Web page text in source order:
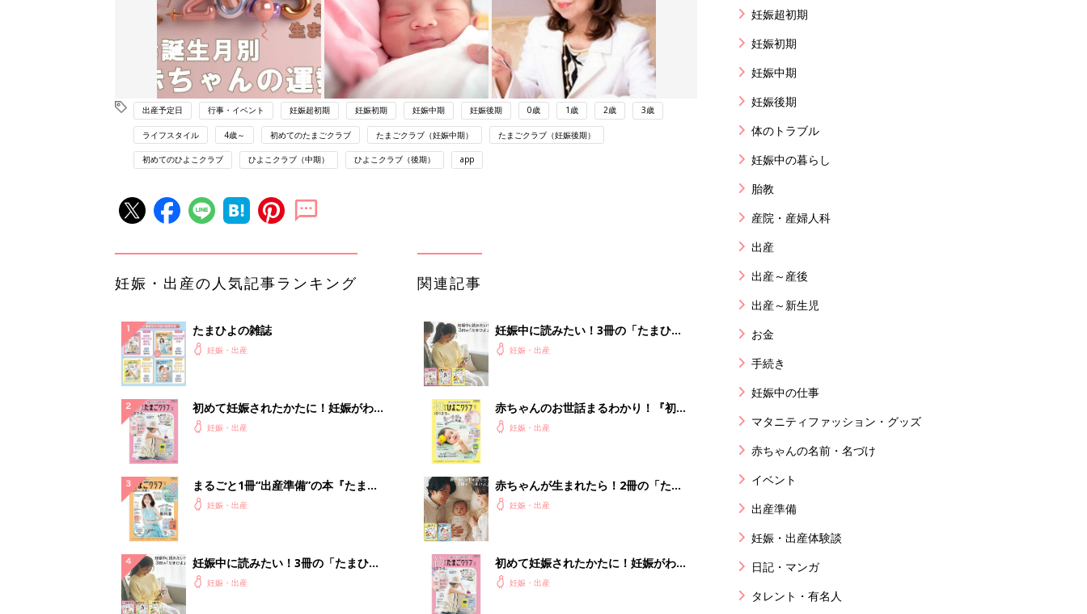
出産予定日 行事・イベント 妊娠超初期 妊娠初期 妊娠中期 妊娠後期 0歳 1歳 2歳 3歳
ライフスタイル 4歳～ 初めてのたまごクラブ たまごクラブ（妊娠中期） たまごクラブ（妊娠後期）
初めてのひよこクラブ ひよこクラブ（中期） ひよこクラブ（後期） app
妊娠・出産の人気記事ランキング
たまひよの雑誌
妊娠・出産
初めて妊娠されたかたに！妊娠がわか
ったら最初に読む本『初めてのたまご
妊娠・出産
まるごと1冊“出産準備”の本『たまご
クラブ 夏号』〈スペシャル大特集〉
妊娠・出産
妊娠中に読みたい！3冊の「たまひ
よ」妊娠・出産
関連記事
妊娠中に読みたい！3冊の「たまひ
よ」妊娠・出産
赤ちゃんのお世話まるわかり！『初め
てのひよこクラブ 夏号』〈巻頭大特
妊娠・出産
赤ちゃんが生まれたら！2冊の「たま
ひよ」
妊娠・出産
初めて妊娠されたかたに！妊娠がわか
ったら最初に読む本『初めてのたまご
妊娠・出産
妊娠超初期
妊娠初期
妊娠中期
妊娠後期
体のトラブル
妊娠中の暮らし
胎教
産院・産婦人科
出産
出産～産後
出産～新生児
お金
手続き
妊娠中の仕事
マタニティファッション・グッズ
赤ちゃんの名前・名づけ
イベント
出産準備
妊娠・出産体験談
日記・マンガ
タレント・有名人